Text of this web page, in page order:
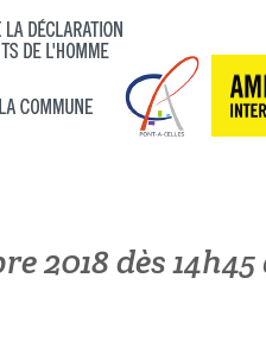
2018 dès